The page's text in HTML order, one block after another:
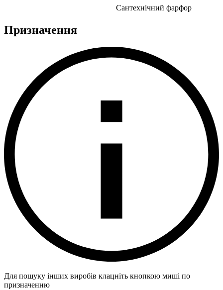
Сантехнічний фарфор
Призначення
Для пошуку інших виробів клацніть кнопкою миші по
призначенню